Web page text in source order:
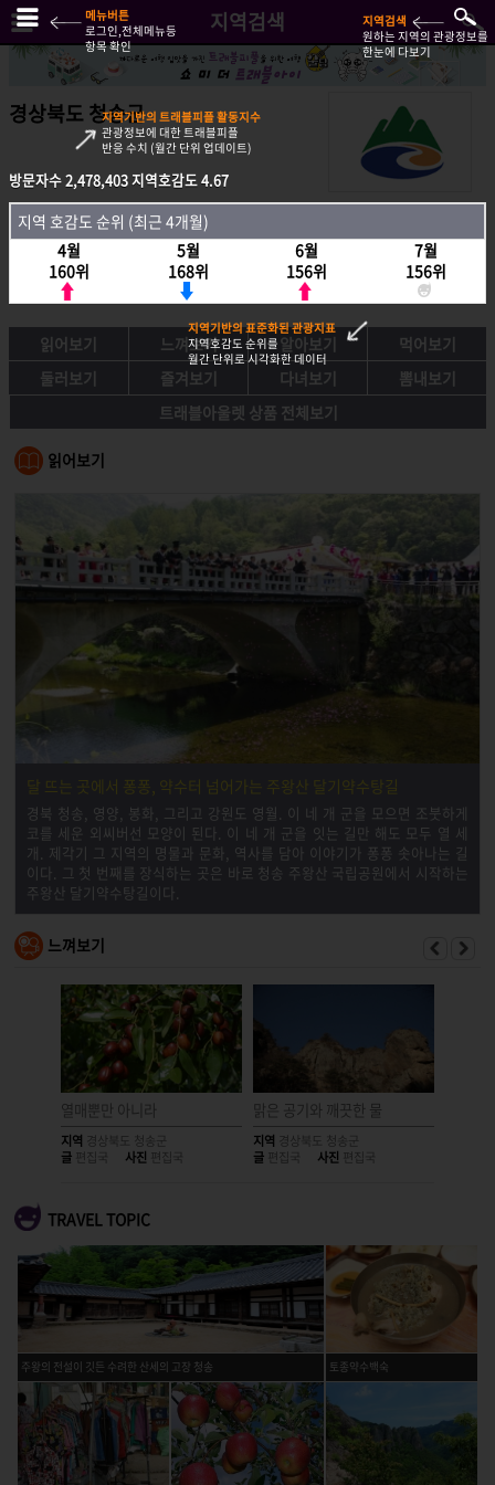
지역검색
경상북도 청송군
방문자수2,478,403지역호감도4.67
지역호감도 순위 (최근 4개월)
4월
160위
5월
168위
6월
156위
7월
156위
읽어보기 느껴보기 알아보기
먹어보기
둘러보기
즐겨보기 다녀보기
뽐내보기
트래블아울렛 상품 전체보기
읽어보기
달 뜨는 곳에서 퐁퐁, 약수터 넘어가는 주왕산 달기약수탕길
경북 청송, 영양, 봉화, 그리고 강원도 영월. 이 네 개 군을 모으면 조붓하게
코를 세운 외씨버선 모양이 된다. 이 네 개 군을 잇는 길만 해도 모두 열 세
개. 제각기 그 지역의 명물과 문화, 역사를 담아 이야기가 퐁퐁 솟아나는 길
이다. 그 첫 번째를 장식하는 곳은 바로 청송 주왕산 국립공원에서 시작하는
주왕산 달기약수탕길이다.
느껴보기
열매뿐만 아니라
지역 경상북도 청송군
글 편집국 사진 편집국
맑은 공기와 깨끗한 물
지역 경상북도 청송군
글 편집국 사진 편집국
TRAVEL TOPIC
토종약수백숙
주왕의 전설이 깃든 수려한 산세의 고장 청송
방문자수2,478,403지역호감도4.67
지역 호감도 순위 (최근 4개월)
4월
160위
5월
168위
6월
156위
7월
156위
메뉴버튼
로그인,전체메뉴등
항목 확인
지역검색
원하는 지역의 관광정보를
한눈에 다보기
지역기반의 트래블피플 활동지수
관광정보에 대한 트래블피플
반응 수치 (월간 단위 업데이트)
지역기반의 표준화된 관광지표
지역호감도 순위를
월간 단위로 시각화한 데이터